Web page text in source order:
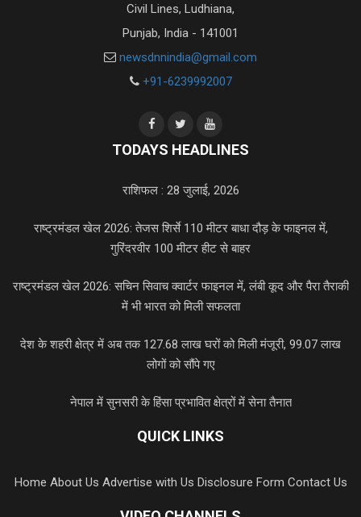
Civil Lines, Ludhiana,
Punjab, India - 141001
newsdnnindia@gmail.com
+91-6239992007
TODAYS HEADLINES
राशिफल : 28 जुलाई, 2026
राष्ट्रमंडल खेल 2026: तेजस शिर्से 110 मीटर बाधा दौड़ के फाइनल में,
गुरिंदरवीर 100 मीटर हीट से बाहर
राष्ट्रमंडल खेल 2026: सचिन सिवाच क्वार्टर फाइनल में, लंबी कूद और पैरा तैराकी
में भी भारत को मिली सफलता
देश के शहरी क्षेत्र में अब तक 127.68 लाख घरों को मिली मंजूरी, 99.07 लाख
लोगों को सौंपे गए
नेपाल में सुनसरी के हिंसा प्रभावित क्षेत्रों में सेना तैनात
QUICK LINKS
Home About Us Advertise with Us Disclosure Form Contact Us